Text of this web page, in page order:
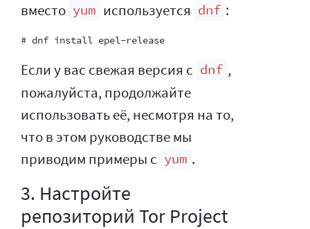
вместо yum используется dnf :
Если у вас свежая версия с dnf ,
пожалуйста, продолжайте
использовать её, несмотря на то,
что в этом руководстве мы
приводим примеры с yum .
3. Настройте
репозиторий Tor Project